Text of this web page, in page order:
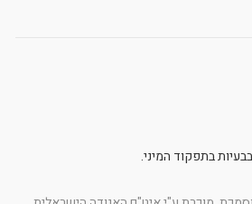
בתפקוד המיני.